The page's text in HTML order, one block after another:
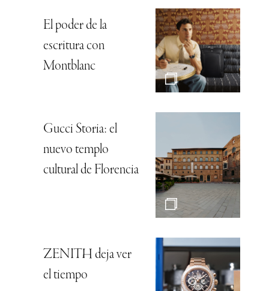
El poder de la
escritura con
Montblanc
Gucci Storia: el
nuevo templo
cultural de Florencia
ZENITH deja ver
el tiempo